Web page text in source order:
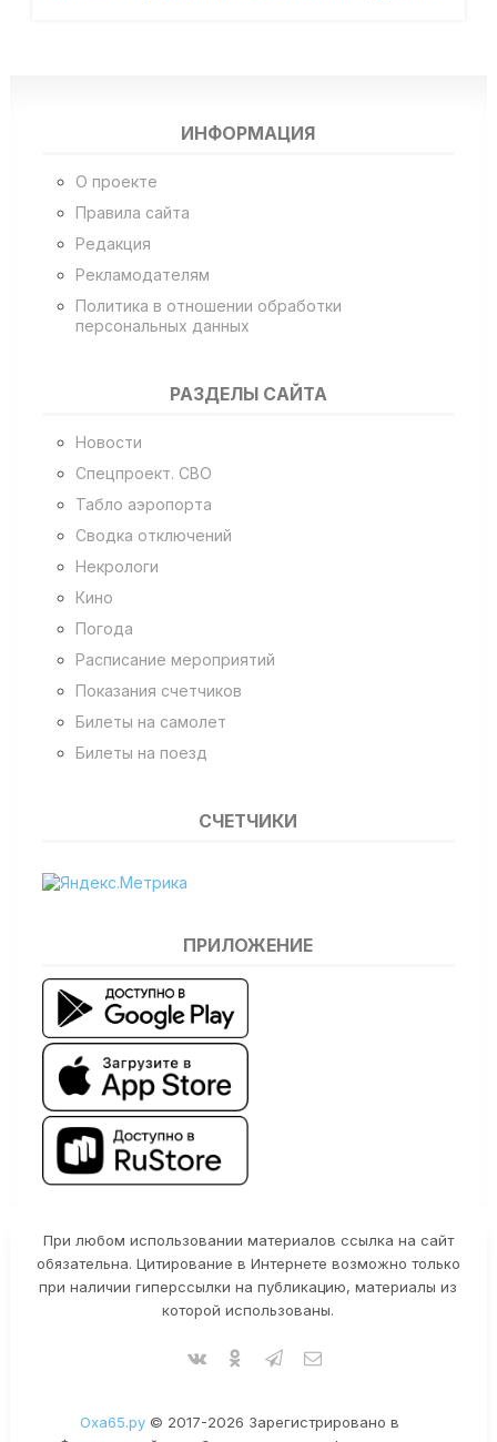
ИНФОРМАЦИЯ
О проекте
Правила сайта
Редакция
Рекламодателям
Политика в отношении обработки
персональных данных
РАЗДЕЛЫ САЙТА
Новости
Спецпроект. СВО
Табло аэропорта
Сводка отключений
Некрологи
Кино
Погода
Расписание мероприятий
Показания счетчиков
Билеты на самолет
Билеты на поезд
СЧЕТЧИКИ
ПРИЛОЖЕНИЕ
При любом использовании материалов ссылка на сайт
обязательна. Цитирование в Интернете возможно только
при наличии гиперссылки на публикацию, материалы из
которой использованы.
Оха65.ру© 2017-2026 Зарегистрировано в